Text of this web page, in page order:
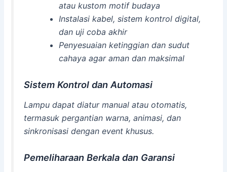
atau kustom motif budaya
Instalasi kabel, sistem kontrol digital,
dan uji coba akhir
Penyesuaian ketinggian dan sudut
cahaya agar aman dan maksimal
Sistem Kontrol dan Automasi
Lampu dapat diatur manual atau otomatis,
termasuk pergantian warna, animasi, dan
sinkronisasi dengan event khusus.
Pemeliharaan Berkala dan Garansi